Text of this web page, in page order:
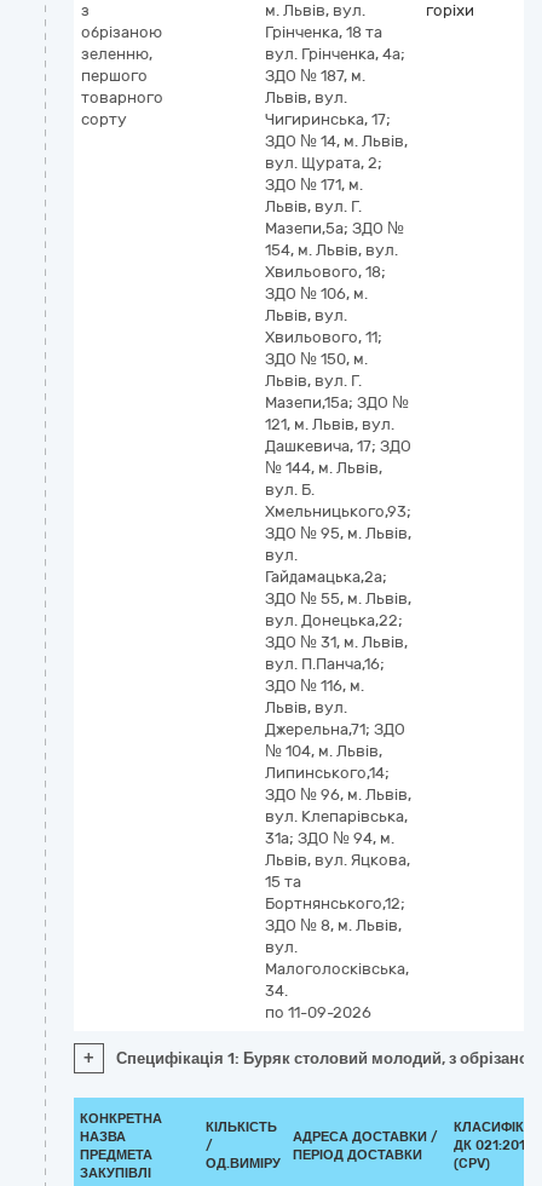
з
обрізаною
зеленню,
першого
товарного
сорту
м. Львів, вул.
Грінченка, 18 та
вул. Грінченка, 4а;
ЗДО № 187, м.
Львів, вул.
Чигиринська, 17;
ЗДО № 14, м. Львів,
вул. Щурата, 2;
ЗДО № 171, м.
Львів, вул. Г.
Мазепи,5а; ЗДО №
154, м. Львів, вул.
Хвильового, 18;
ЗДО № 106, м.
Львів, вул.
Хвильового, 11;
ЗДО № 150, м.
Львів, вул. Г.
Мазепи,15а; ЗДО №
121, м. Львів, вул.
Дашкевича, 17; ЗДО
№ 144, м. Львів,
вул. Б.
Хмельницького,93;
ЗДО № 95, м. Львів,
вул.
Гайдамацька,2а;
ЗДО № 55, м. Львів,
вул. Донецька,22;
ЗДО № 31, м. Львів,
вул. П.Панча,16;
ЗДО № 116, м.
Львів, вул.
Джерельна,71; ЗДО
№ 104, м. Львів,
Липинського,14;
ЗДО № 96, м. Львів,
вул. Клепарівська,
31а; ЗДО № 94, м.
Львів, вул. Яцкова,
15 та
Бортнянського,12;
ЗДО № 8, м. Львів,
вул.
Малоголосківська,
34.
по 11-09-2026
горіхи
+ Специфікація 1: Буряк столовий молодий, з
КОНКРЕТНА
НАЗВА
ПРЕДМЕТА
ЗАКУПІВЛІ
КІЛЬКІСТЬ
/
ОД.ВИМІРУ
АДРЕСА ДОСТАВКИ /
ПЕРІОД ДОСТАВКИ
ДК 021:2015
(CPV)